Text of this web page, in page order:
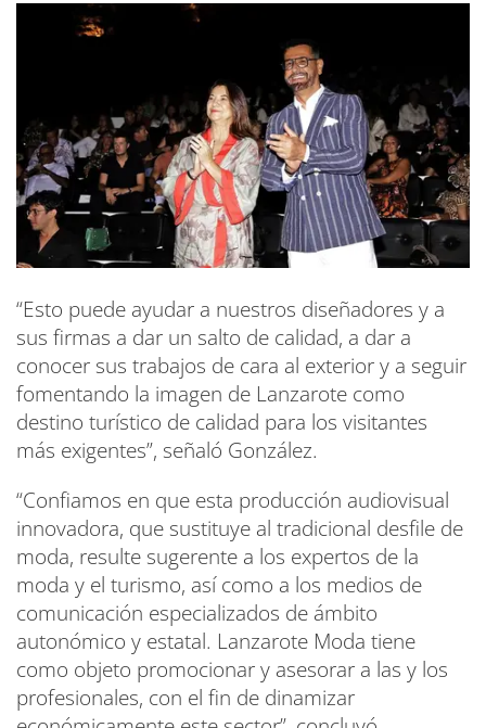
“Esto puede ayudar a nuestros diseñadores y a
sus firmas a dar un salto de calidad, a dar a
conocer sus trabajos de cara al exterior y a seguir
fomentando la imagen de Lanzarote como
destino turístico de calidad para los visitantes
más exigentes”, señaló González.
“Confiamos en que esta producción audiovisual
innovadora, que sustituye al tradicional desfile de
moda, resulte sugerente a los expertos de la
moda y el turismo, así como a los medios de
comunicación especializados de ámbito
autonómico y estatal. Lanzarote Moda tiene
como objeto promocionar y asesorar a las y los
profesionales, con el fin de dinamizar